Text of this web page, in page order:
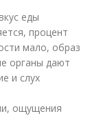
еды
процент
мало, образ
органы дают
и слух
ощущения